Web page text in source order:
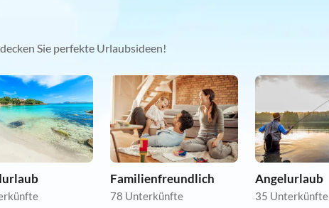
Sie perfekte Urlaubsideen!
Familienfreundlich
78 Unterkünfte
Angelurlaub
35 Unterkünfte